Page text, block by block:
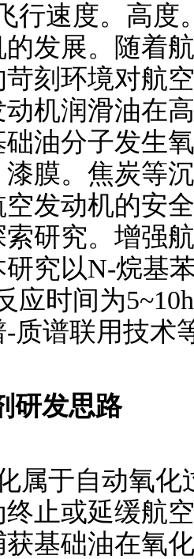
行速度。高
发展。随着
刻环境对航
机润滑油在
油分子发生
膜。焦炭等
空发动机的安
研究。增强
究以N-烷基
应时间为
质谱联用技术
研发思路
属于自动氧
止或延缓航
获基础油在氧